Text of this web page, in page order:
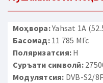
Моҳвора:Yahsat 1A
Басомад:11 785 МГс
Поляризатсия: H
Суръати символӣ:
Модулятсия: DVB-S2/